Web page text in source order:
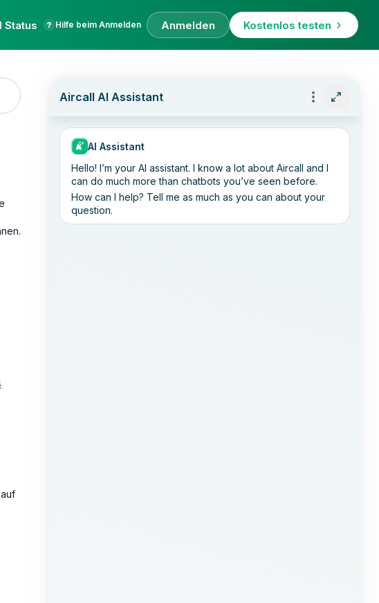
Status Hilfe beim Anmelden Anmelden Kostenlos testen